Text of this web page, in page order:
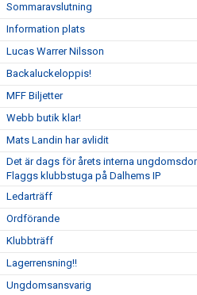
Sommaravslutning
Information plats
Lucas Warrer Nilsson
Backaluckeloppis!
MFF Biljetter
Webb butik klar!
Mats Landin har avlidit
Det är dags för årets interna
Flaggs klubbstuga på Dalhems IP
Ledarträff
Ordförande
Klubbträff
Lagerrensning!!
Ungdomsansvarig